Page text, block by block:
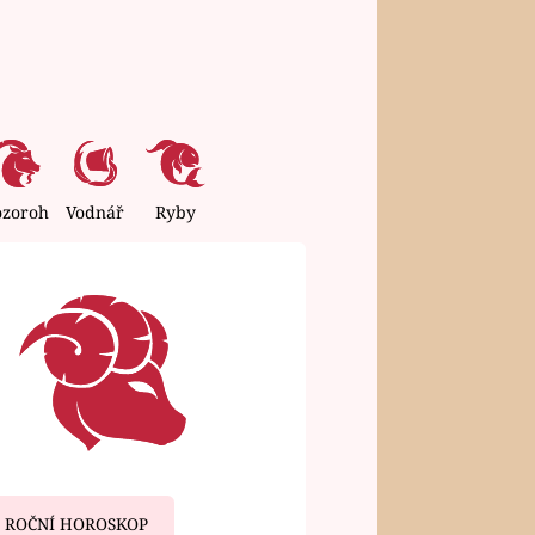
Vodnář Ryby
ROČNÍ HOROSKOP